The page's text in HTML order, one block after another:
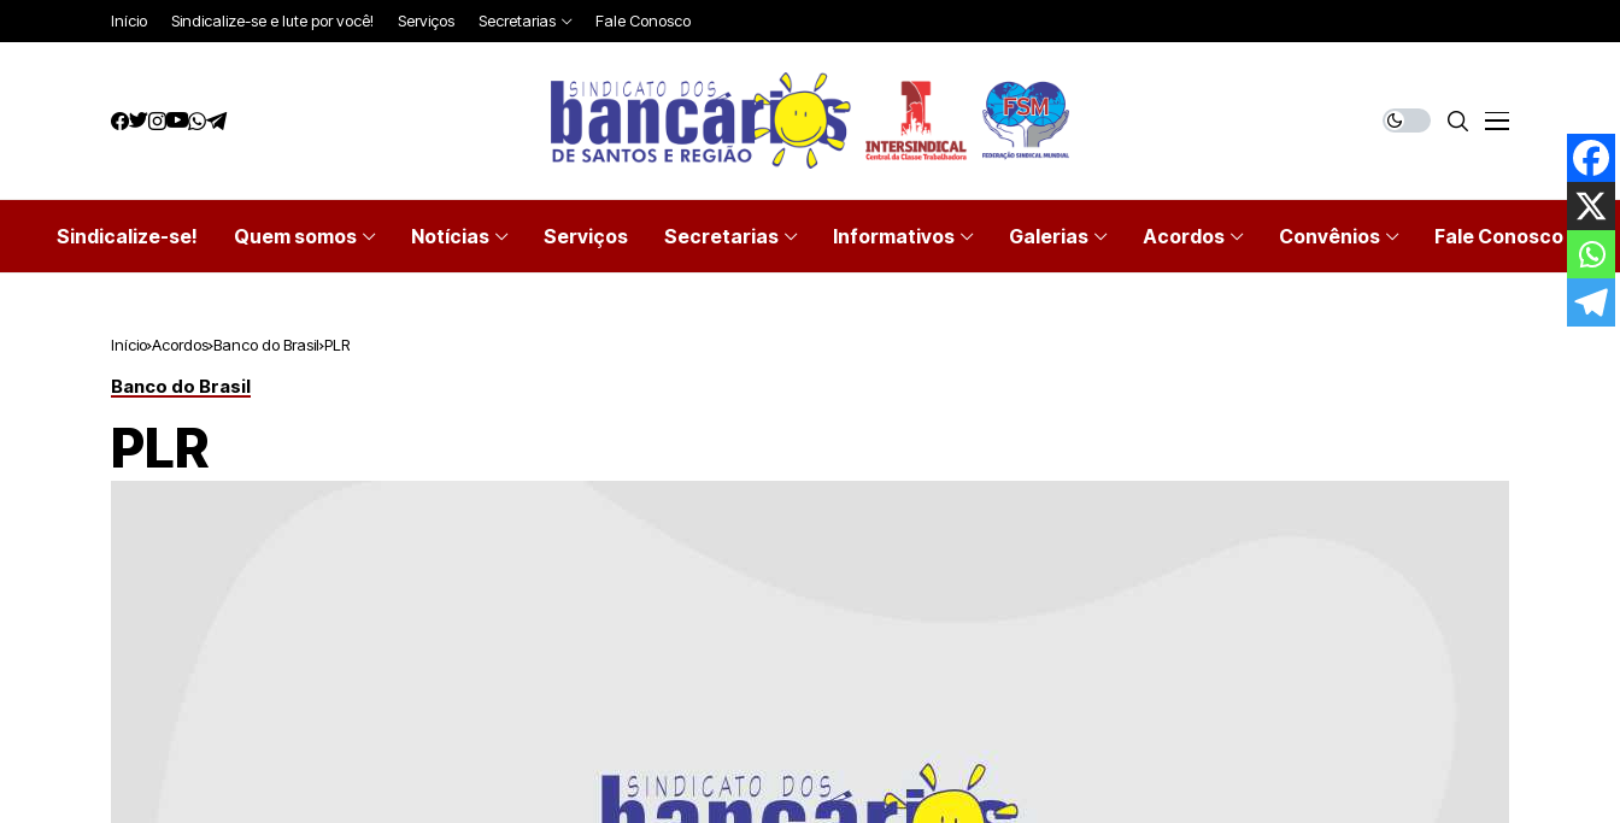
Início Sindicalize-se e lute por você! Serviços Secretarias Fale Conosco
Sindicalize-se! Quem somos Notícias Serviços Secretarias Informativos Galerias Acordos Convênios Fale Conosco
Início Acordos Banco do Brasil PLR
Banco do Brasil
PLR